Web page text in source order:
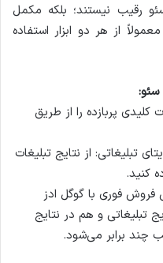
رقیب نیستند؛ بلکه مکمل
از هر دو ابزار استفاده
سئو:
پربازده را از طریق
تبلیغاتی: از نتایج تبلیغات
کنید.
فروش فوری با گوگل ادز
تبلیغاتی و هم در نتایج
چند برابر می‌شود.